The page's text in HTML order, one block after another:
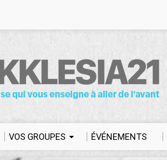
VOS GROUPES ÉVÉNEMENTS